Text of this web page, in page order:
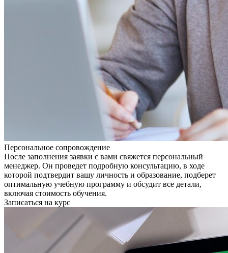
Персональное сопровождение
После заполнения заявки с вами свяжется персональный
менеджер. Он проведет подробную консультацию, в ходе
которой подтвердит вашу личность и образование, подберет
оптимальную учебную программу и обсудит все детали,
включая стоимость обучения.
Записаться на курс